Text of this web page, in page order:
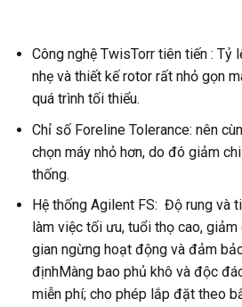
Công nghệ TwisTorr tiên tiến : Tỷ
nhẹ và thiết kế rotor rất nhỏ gọn
quá trình tối thiểu.
Chỉ số Foreline Tolerance: nên
chọn máy nhỏ hơn, do đó giảm
thống.
Hệ thống Agilent FS: Độ rung và
làm việc tối ưu, tuổi thọ cao,
gian ngừng hoạt động và đảm
địnhMàng bao phủ khô và độc
miễn phí; cho phép lắp đặt theo